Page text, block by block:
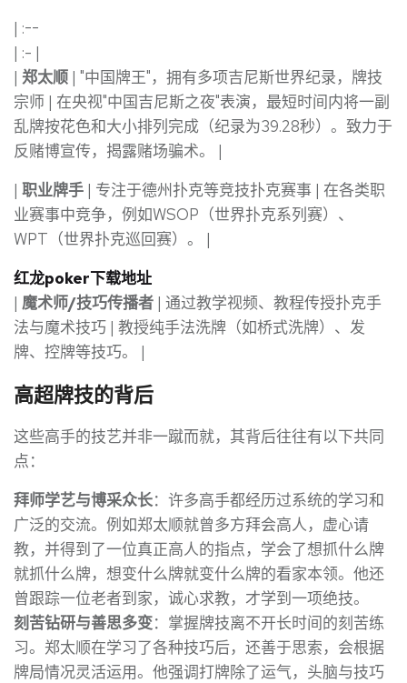
| :--
| :- |
| 郑太顺 | "中国牌王"，拥有多项吉尼斯世界纪录，牌技
宗师 | 在央视"中国吉尼斯之夜"表演，最短时间内将一副
乱牌按花色和大小排列完成（纪录为39.28秒）。致力于
反赌博宣传，揭露赌场骗术。 |
| 职业牌手 | 专注于德州扑克等竞技扑克赛事 | 在各类职
业赛事中竞争，例如WSOP（世界扑克系列赛）、
WPT（世界扑克巡回赛）。 |
红龙poker下载地址
| 魔术师/技巧传播者 | 通过教学视频、教程传授扑克手
法与魔术技巧 | 教授纯手法洗牌（如桥式洗牌）、发
牌、控牌等技巧。 |
高超牌技的背后
这些高手的技艺并非一蹴而就，其背后往往有以下共同
点：
拜师学艺与博采众长：许多高手都经历过系统的学习和
广泛的交流。例如郑太顺就曾多方拜会高人，虚心请
教，并得到了一位真正高人的指点，学会了想抓什么牌
就抓什么牌，想变什么牌就变什么牌的看家本领。他还
曾跟踪一位老者到家，诚心求教，才学到一项绝技。
刻苦钻研与善思多变：掌握牌技离不开长时间的刻苦练
习。郑太顺在学习了各种技巧后，还善于思索，会根据
牌局情况灵活运用。他强调打牌除了运气，头脑与技巧